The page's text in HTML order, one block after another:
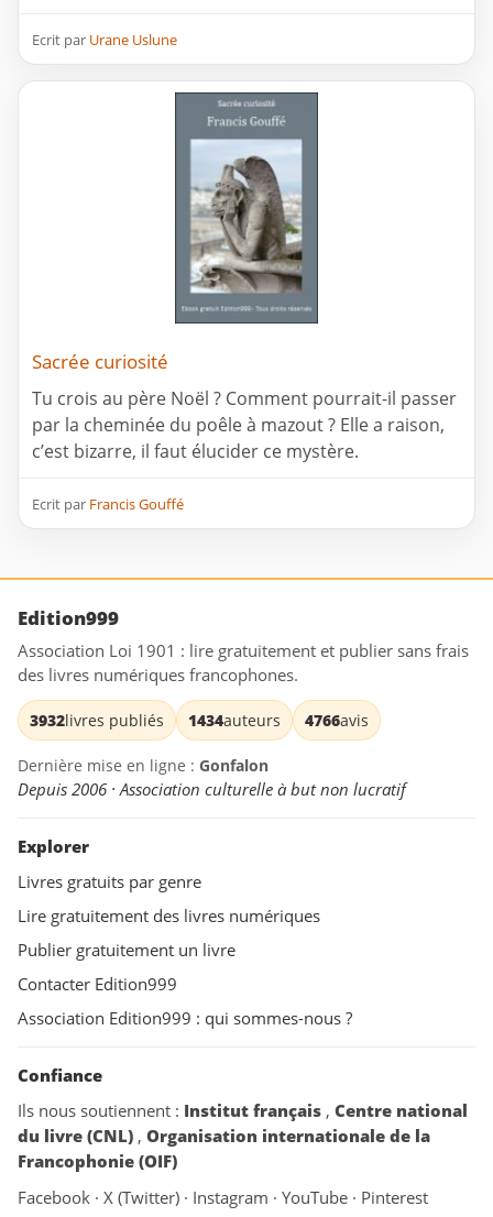
Ecrit par Urane Uslune
Sacrée curiosité
Tu crois au père Noël ? Comment pourrait-il passer
par la cheminée du poêle à mazout ? Elle a raison,
c’est bizarre, il faut élucider ce mystère.
Ecrit par Francis Gouffé
Edition999
Association Loi 1901 : lire gratuitement et publier sans frais
des livres numériques francophones.
3932livres publiés 1434auteurs 4766avis
Dernière mise en ligne : Gonfalon
Depuis 2006 · Association culturelle à but non lucratif
Explorer
Livres gratuits par genre
Lire gratuitement des livres numériques
Publier gratuitement un livre
Contacter Edition999
Association Edition999 : qui sommes-nous ?
Confiance
Ils nous soutiennent : Institut français , Centre national
du livre (CNL) , Organisation internationale de la
Francophonie (OIF)
Facebook · X (Twitter) · Instagram · YouTube · Pinterest